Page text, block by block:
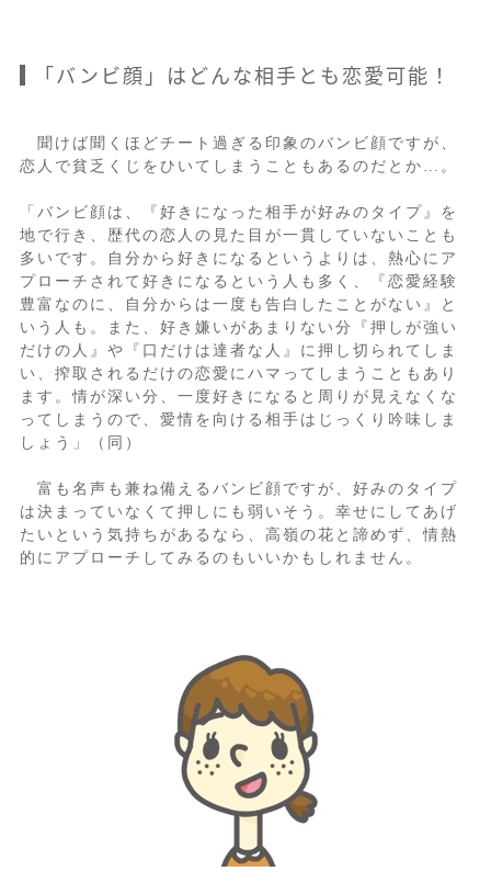
「バンビ顔」はどんな相手とも恋愛可能！
聞けば聞くほどチート過ぎる印象のバンビ顔ですが、
恋人で貧乏くじをひいてしまうこともあるのだとか…。
「バンビ顔は、『好きになった相手が好みのタイプ』を
地で行き、歴代の恋人の見た目が一貫していないことも
多いです。自分から好きになるというよりは、熱心にア
プローチされて好きになるという人も多く、『恋愛経験
豊富なのに、自分からは一度も告白したことがない』と
いう人も。また、好き嫌いがあまりない分『押しが強い
だけの人』や『口だけは達者な人』に押し切られてしま
い、搾取されるだけの恋愛にハマってしまうこともあり
ます。情が深い分、一度好きになると周りが見えなくな
ってしまうので、愛情を向ける相手はじっくり吟味しま
しょう」（同）
富も名声も兼ね備えるバンビ顔ですが、好みのタイプ
は決まっていなくて押しにも弱いそう。幸せにしてあげ
たいという気持ちがあるなら、高嶺の花と諦めず、情熱
的にアプローチしてみるのもいいかもしれません。